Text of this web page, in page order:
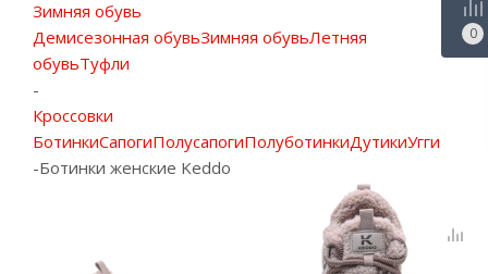
Зимняя обувь
Демисезонная обувьЗимняя обувьЛетняя
обувьТуфли
-
Кроссовки
БотинкиСапогиПолусапогиПолуботинкиДутикиУгги
-Ботинки женские Keddo
0